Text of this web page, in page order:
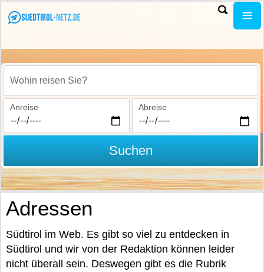
Wohin reisen Sie?
Anreise Abreise
Suchen
Adressen
Südtirol im Web. Es gibt so viel zu entdecken in
Südtirol und wir von der Redaktion können leider
nicht überall sein. Deswegen gibt es die Rubrik